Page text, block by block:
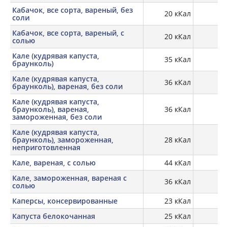
Кабачок, все сорта, вареный, без
соли 20 кКал
Кабачок, все сорта, вареный, с
солью 20 кКал
Кале (кудрявая капуста,
браунколь) 35 кКал
Кале (кудрявая капуста,
браунколь), вареная, без соли 36 кКал
Кале (кудрявая капуста,
браунколь), вареная,
замороженная, без соли
36 кКал
Кале (кудрявая капуста,
браунколь), замороженная,
неприготовленная
28 кКал
Кале, вареная, с солью 44 кКал
Кале, замороженная, вареная с
солью 36 кКал
Каперсы, консервированные
23 кКал
Капуста белокочанная
25 кКал